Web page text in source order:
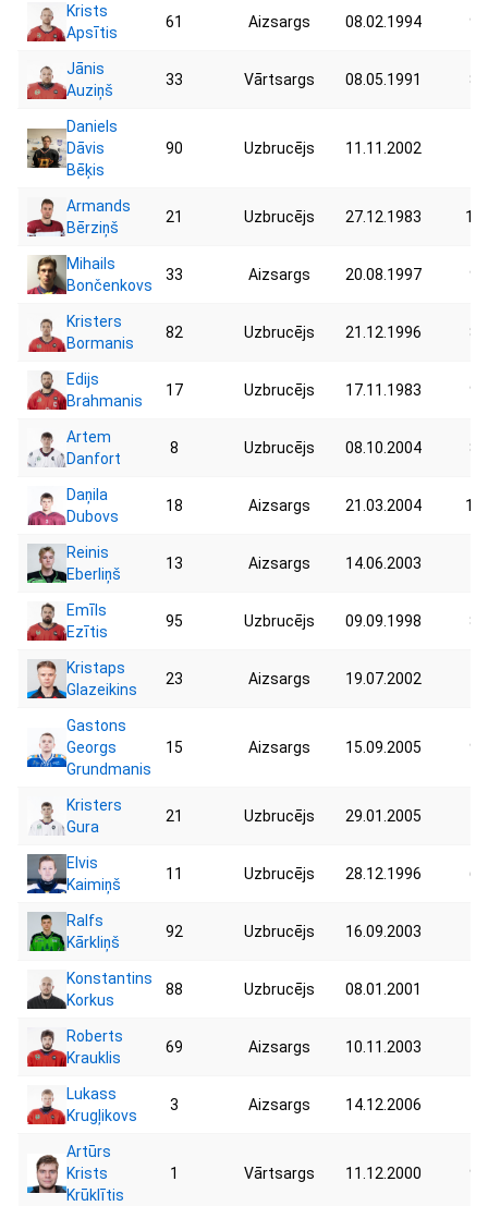
Krists
Apsītis
61 Aizsargs 08.02.1994
Jānis
Auziņš
33 Vārtsargs 08.05.1991
Daniels
Dāvis
Bēķis
90 Uzbrucējs 11.11.2002
Armands
Bērziņš
21 Uzbrucējs 27.12.1983
Mihails
Bončenkovs
33 Aizsargs 20.08.1997
Kristers
Bormanis
82 Uzbrucējs 21.12.1996
Edijs
Brahmanis
17 Uzbrucējs 17.11.1983
Artem
Danfort
8 Uzbrucējs 08.10.2004
Daņila
Dubovs
18 Aizsargs 21.03.2004
Reinis
Eberliņš
13 Aizsargs 14.06.2003
Emīls
Ezītis
95 Uzbrucējs 09.09.1998
Kristaps
Glazeikins
23 Aizsargs 19.07.2002
Gastons
Georgs
Grundmanis
15 Aizsargs 15.09.2005
Kristers
Gura
21 Uzbrucējs 29.01.2005
Elvis
Kaimiņš
11 Uzbrucējs 28.12.1996
Ralfs
Kārkliņš
92 Uzbrucējs 16.09.2003
Konstantins
Korkus
88 Uzbrucējs 08.01.2001
Roberts
Krauklis
69 Aizsargs 10.11.2003
Lukass
Krugļikovs
3 Aizsargs 14.12.2006
Artūrs
Krists
Krūklītis
1 Vārtsargs 11.12.2000